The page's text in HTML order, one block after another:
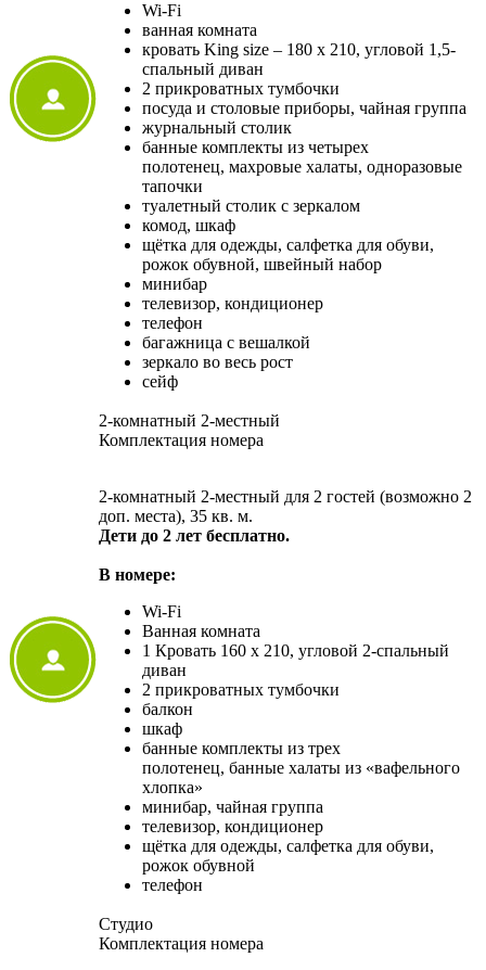
Wi-Fi
ванная комната
кровать King size – 180 х 210, угловой 1,5-
спальный диван
2 прикроватных тумбочки
посуда и столовые приборы, чайная группа
журнальный столик
банные комплекты из четырех
полотенец, махровые халаты, одноразовые
тапочки
туалетный столик с зеркалом
комод, шкаф
щётка для одежды, салфетка для обуви,
рожок обувной, швейный набор
минибар
телевизор, кондиционер
телефон
багажница с вешалкой
зеркало во весь рост
сейф
2-комнатный 2-местный
Комплектация номера
2-комнатный 2-местный для 2 гостей (возможно 2
доп. места), 35 кв. м.
Дети до 2 лет бесплатно.
В номере:
Wi-Fi
Ванная комната
1 Кровать 160 x 210, угловой 2-спальный
диван
2 прикроватных тумбочки
балкон
шкаф
банные комплекты из трех
полотенец, банные халаты из «вафельного
хлопка»
минибар, чайная группа
телевизор, кондиционер
щётка для одежды, салфетка для обуви,
рожок обувной
телефон
Студио
Комплектация номера